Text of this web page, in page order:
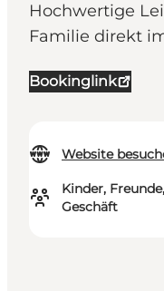
Hochwertige
Familie direkt
Bookinglink
Website
Kinder,
Geschäft